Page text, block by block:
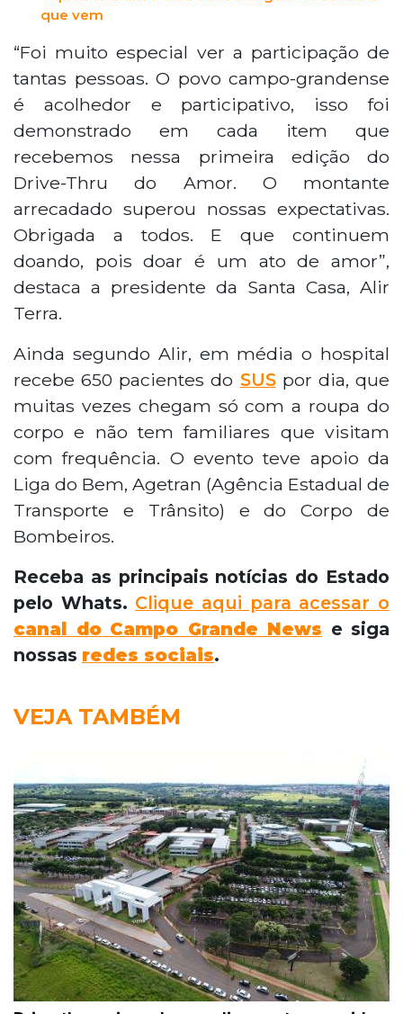
que vem
“Foi muito especial ver a participação de
tantas pessoas. O povo campo-grandense
é acolhedor e participativo, isso foi
demonstrado em cada item que
recebemos nessa primeira edição do
Drive-Thru do Amor. O montante
arrecadado superou nossas expectativas.
Obrigada a todos. E que continuem
doando, pois doar é um ato de amor”,
destaca a presidente da Santa Casa, Alir
Terra.
Ainda segundo Alir, em média o hospital
recebe 650 pacientes do SUSpor dia, que
muitas vezes chegam só com a roupa do
corpo e não tem familiares que visitam
com frequência. O evento teve apoio da
Liga do Bem, Agetran (Agência Estadual de
Transporte e Trânsito) e do Corpo de
Bombeiros.
Receba as principais notícias do Estado
pelo Whats. Clique aqui para acessar o
canal do Campo Grande News e siga
nossas redes sociais.
VEJA TAMBÉM